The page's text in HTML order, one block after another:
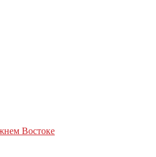
Востоке